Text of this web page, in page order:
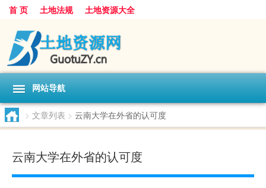
首 页 土地法规 土地资源大全
网站导航
> 文章列表 > 云南大学在外省的认可度
云南大学在外省的认可度